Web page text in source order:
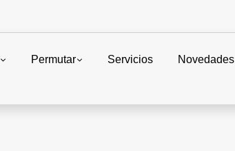
Permutar Servicios Novedades